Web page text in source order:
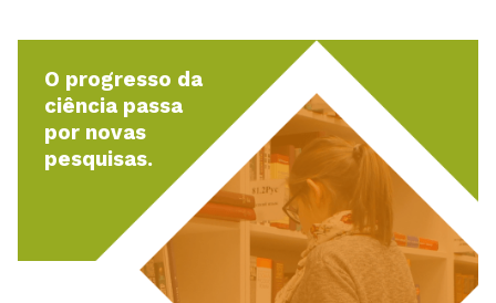
O progresso da
ciência passa
por novas
pesquisas.